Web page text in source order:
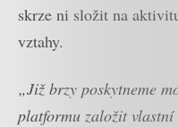
skrze ni složit na
vztahy.
„Již brzy poskytneme
platformu založit vlastní